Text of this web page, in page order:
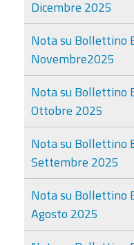
Dicembre 2025
Nota su Bollettino
Novembre2025
Nota su Bollettino
Ottobre 2025
Nota su Bollettino
Settembre 2025
Nota su Bollettino
Agosto 2025